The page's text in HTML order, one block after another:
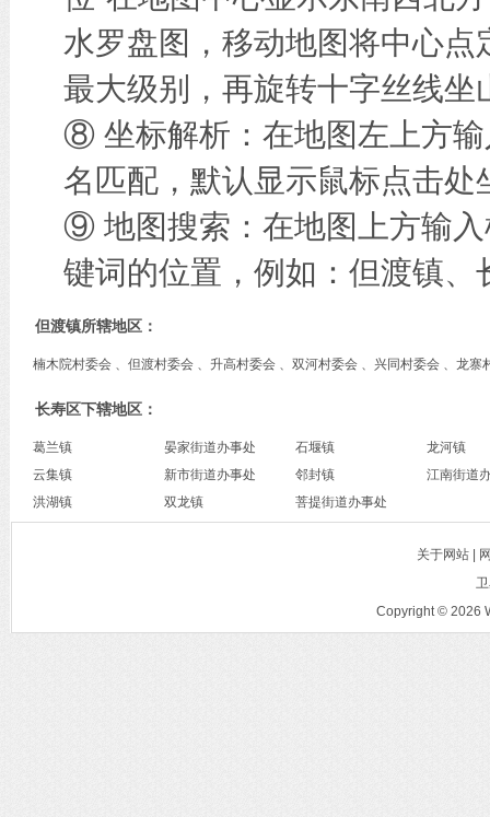
水罗盘图，移动地图将中心
最大级别，再旋转十字丝线坐
⑧ 坐标解析：在地图左上方
名匹配，默认显示鼠标点击处
⑨ 地图搜索：在地图上方输
键词的位置，例如：但渡镇、
但渡镇所辖地区：
楠木院村委会 、但渡村委会 、升高村委会 、双河村委会 、兴同村委会 、龙寨
长寿区下辖地区：
葛兰镇 晏家街道办事处 石堰镇
龙河镇
云集镇
新市街道办事处 邻封镇
江南街道
洪湖镇
双龙镇 菩提街道办事处
关于网站 |
Copyright © 2026